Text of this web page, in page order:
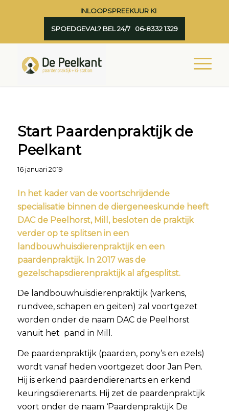
INLOOPSPREEKUUR KI
SPOEDGEVAL? BEL 24/7 06-8332 1329
Start Paardenpraktijk de
Peelkant
16 januari 2019
In het kader van de voortschrijdende
specialisatie binnen de diergeneeskunde heeft
DAC de Peelhorst, Mill, besloten de praktijk
verder op te splitsen in een
landbouwhuisdierenpraktijk en een
paardenpraktijk. In 2017 was de
gezelschapsdierenpraktijk al afgesplitst.
De landbouwhuisdierenpraktijk (varkens,
rundvee, schapen en geiten) zal voortgezet
worden onder de naam DAC de Peelhorst
vanuit het pand in Mill.
De paardenpraktijk (paarden, pony’s en ezels)
wordt vanaf heden voortgezet door Jan Pen.
Hij is erkend paardendierenarts en erkend
keuringsdierenarts. Hij zet de paardenpraktijk
voort onder de naam ‘Paardenpraktijk De